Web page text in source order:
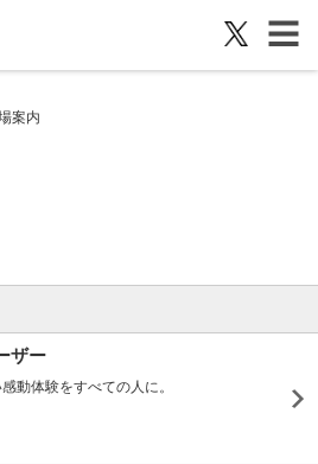
案内
ザー
動体験をすべての人に。